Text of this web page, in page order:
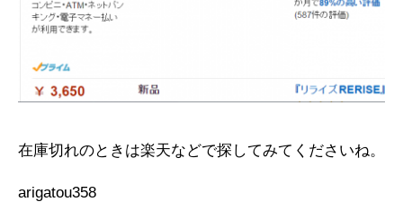
在庫切れのときは楽天などで探してみてくださいね。
arigatou358